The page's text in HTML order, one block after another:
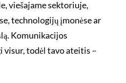
viešajame sektoriuje,
technologijų įmonėse ar
Komunikacijos
visur, todėl tavo ateitis –